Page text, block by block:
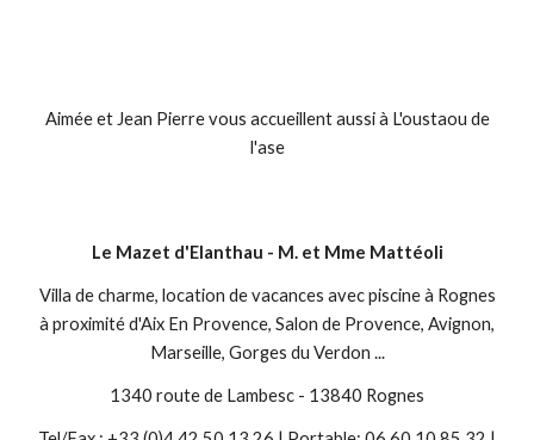
Aimée et Jean Pierre vous accueillent aussi à L'oustaou de
l'ase
Le Mazet d'Elanthau - M. et Mme Mattéoli
Villa de charme, location de vacances avec piscine à Rognes
à proximité d'Aix En Provence, Salon de Provence, Avignon,
Marseille, Gorges du Verdon ...
1340 route de Lambesc - 13840 Rognes